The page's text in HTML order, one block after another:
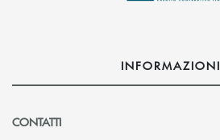
INFORMAZIONI
CONTATTI